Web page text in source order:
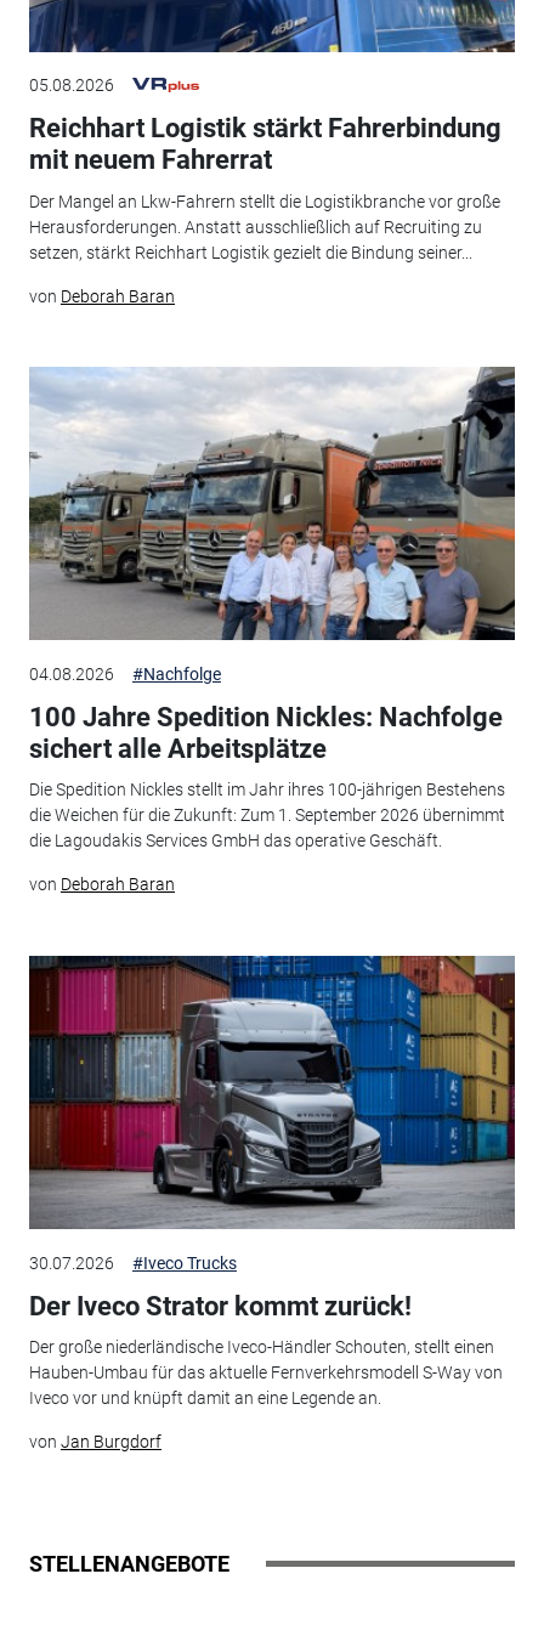
05.08.2026
Reichhart Logistik stärkt Fahrerbindung
mit neuem Fahrerrat
Der Mangel an Lkw-Fahrern stellt die Logistikbranche vor große
Herausforderungen. Anstatt ausschließlich auf Recruiting zu
setzen, stärkt Reichhart Logistik gezielt die Bindung seiner...
von Deborah Baran
04.08.2026 #Nachfolge
100 Jahre Spedition Nickles: Nachfolge
sichert alle Arbeitsplätze
Die Spedition Nickles stellt im Jahr ihres 100-jährigen Bestehens
die Weichen für die Zukunft: Zum 1. September 2026 übernimmt
die Lagoudakis Services GmbH das operative Geschäft.
von Deborah Baran
30.07.2026 #Iveco Trucks
Der Iveco Strator kommt zurück!
Der große niederländische Iveco-Händler Schouten, stellt einen
Hauben-Umbau für das aktuelle Fernverkehrsmodell S-Way von
Iveco vor und knüpft damit an eine Legende an.
von Jan Burgdorf
STELLENANGEBOTE